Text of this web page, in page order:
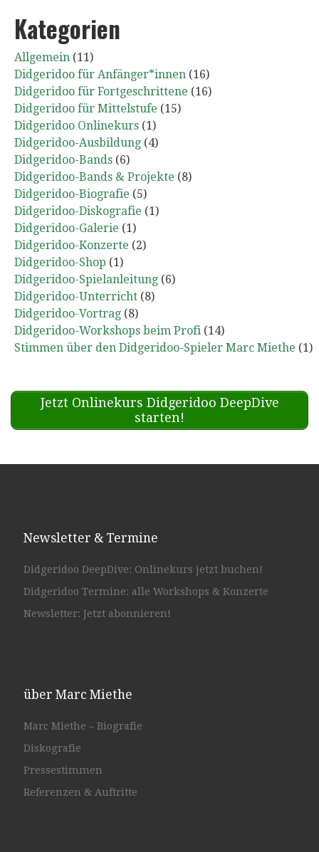
Kategorien
Allgemein (11)
Didgeridoo für Anfänger*innen (16)
Didgeridoo für Fortgeschrittene (16)
Didgeridoo für Mittelstufe (15)
Didgeridoo Onlinekurs (1)
Didgeridoo-Ausbildung (4)
Didgeridoo-Bands (6)
Didgeridoo-Bands & Projekte (8)
Didgeridoo-Biografie (5)
Didgeridoo-Diskografie (1)
Didgeridoo-Galerie (1)
Didgeridoo-Konzerte (2)
Didgeridoo-Shop (1)
Didgeridoo-Spielanleitung (6)
Didgeridoo-Unterricht (8)
Didgeridoo-Vortrag (8)
Didgeridoo-Workshops beim Profi (14)
Stimmen über den Didgeridoo-Spieler Marc Miethe (1)
Jetzt Onlinekurs Didgeridoo DeepDive
starten!
Newsletter & Termine
Didgeridoo DeepDive: Onlinekurs jetzt buchen!
Didgeridoo Termine: alle Workshops & Konzerte
Newsletter: Jetzt abonnieren!
über Marc Miethe
Marc Miethe – Biografie
Diskografie
Pressestimmen
Referenzen & Auftritte